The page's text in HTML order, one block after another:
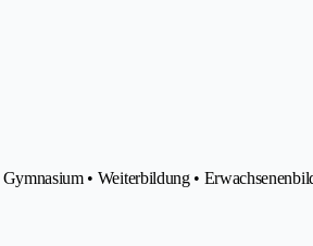
• Weiterbildung •